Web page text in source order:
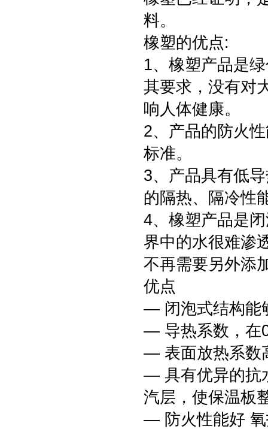
料。
橡塑的优点:
1、橡塑产品是
其要求，没有对
响人体健康。
2、产品的防火
标准。
3、产品具有低
的隔热、隔冷性
4、橡塑产品是
界中的水很难渗
不再需要另外添
优点
— 闭泡式结构能
— 导热系数，在
— 表面放热系数
— 具有优异的抗
汽层，使保温板
— 防火性能好